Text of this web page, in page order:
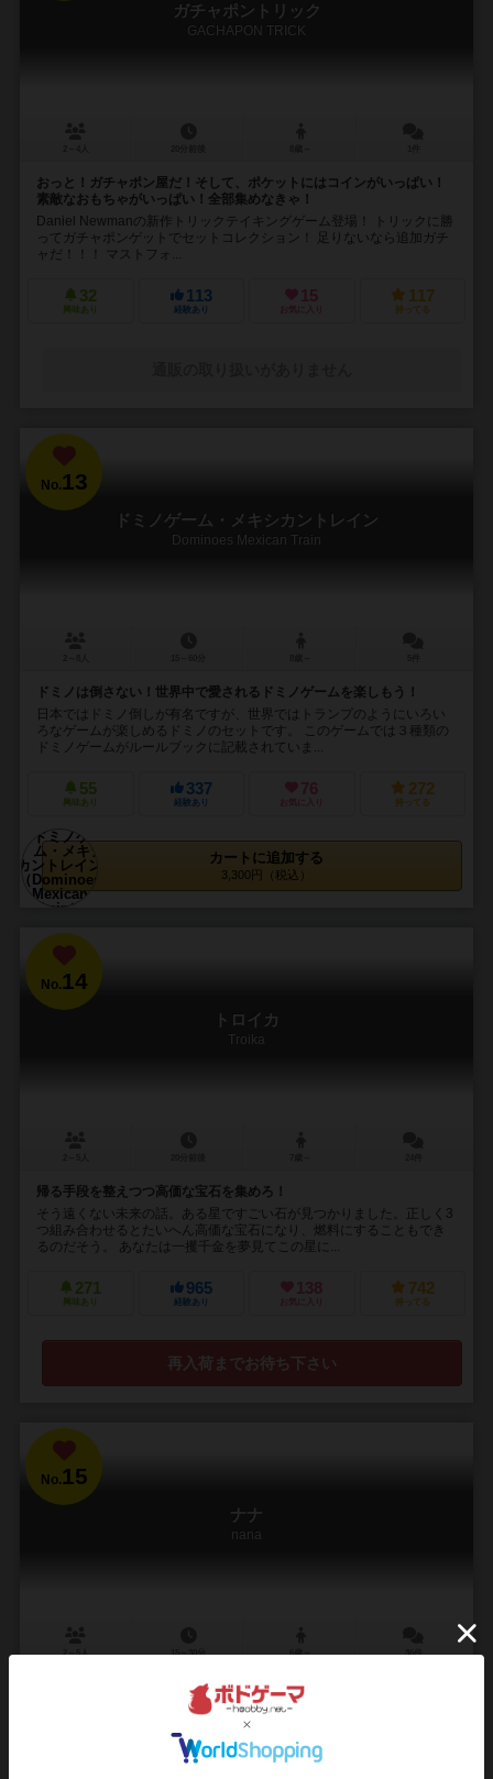
ガチャポントリック
GACHAPON TRICK
おっと！ガチャポン屋だ！そして、ポケットにはコインがいっぱい！
素敵なおもちゃがいっぱい！全部集めなきゃ！
Daniel Newmanの新作トリックテイキングゲーム登場！ トリックに勝
ってガチャポンゲットでセットコレクション！ 足りないなら追加ガチ
ャだ！！！ マストフォ...
32
興味あり
113
経験あり
15
お気に入り
117
持ってる
No.13
ドミノゲーム・メキシカントレイン
Dominoes Mexican Train
ドミノは倒さない！世界中で愛されるドミノゲームを楽しもう！
日本ではドミノ倒しが有名ですが、世界ではトランプのようにいろい
ろなゲームが楽しめるドミノのセットです。 このゲームでは３種類の
ドミノゲームがルールブックに記載されていま...
55
興味あり
337
経験あり
76
お気に入り
272
持ってる
カートに追加する
3,300円（税込）
No.14
トロイカ
Troika
帰る手段を整えつつ高価な宝石を集めろ！
そう遠くない未来の話。ある星ですごい石が見つかりました。正しく3
つ組み合わせるとたいへん高価な宝石になり、燃料にすることもでき
るのだそう。 あなたは一攫千金を夢見てこの星に...
271
興味あり
965
経験あり
138
お気に入り
742
持ってる
再入荷までお待ち下さい
No.15
ナナ
nana
2～5人 15～30分 6歳～ 36件
あなたのいちばん大きいの見せてください！
・〝手札がある神経衰弱（トランプゲーム）〟みたいなゲームです ・
カードは「いちばん大きい」と「いちばん小さい」しか出すことがで
きません ・みんなの手札を推測しながら、しあ...